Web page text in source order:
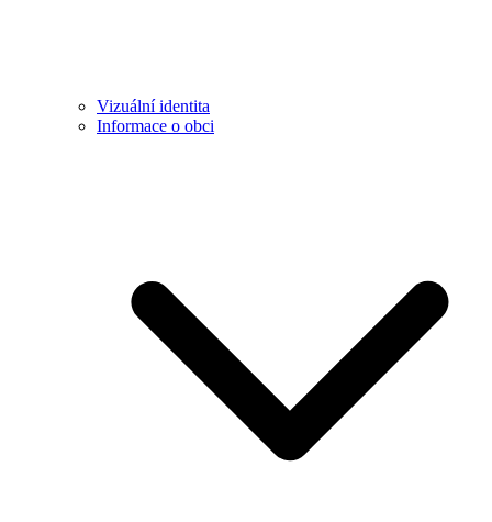
Vizuální identita
Informace o obci